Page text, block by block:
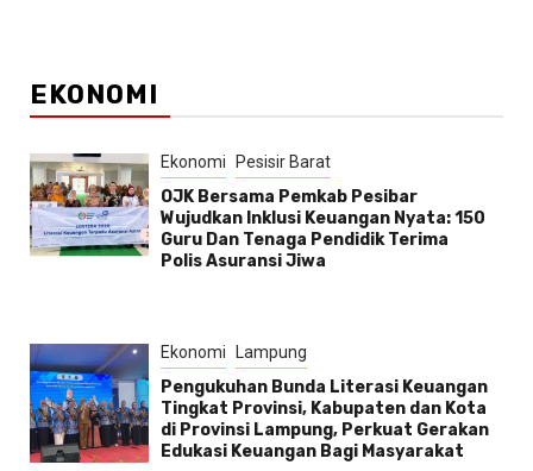
EKONOMI
Ekonomi Pesisir Barat
OJK Bersama Pemkab Pesibar
Wujudkan Inklusi Keuangan Nyata: 150
Guru Dan Tenaga Pendidik Terima
Polis Asuransi Jiwa
Ekonomi Lampung
Pengukuhan Bunda Literasi Keuangan
Tingkat Provinsi, Kabupaten dan Kota
di Provinsi Lampung, Perkuat Gerakan
Edukasi Keuangan Bagi Masyarakat